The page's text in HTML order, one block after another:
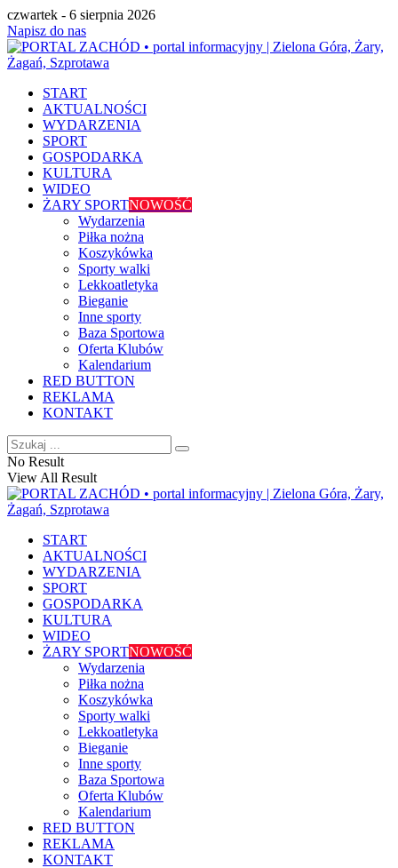
czwartek - 6 sierpnia 2026
Napisz do nas
START
AKTUALNOŚCI
WYDARZENIA
SPORT
GOSPODARKA
KULTURA
WIDEO
ŻARY SPORTNOWOŚĆ
Wydarzenia
Piłka nożna
Koszykówka
Sporty walki
Lekkoatletyka
Bieganie
Inne sporty
Baza Sportowa
Oferta Klubów
Kalendarium
RED BUTTON
REKLAMA
KONTAKT
No Result
View All Result
START
AKTUALNOŚCI
WYDARZENIA
SPORT
GOSPODARKA
KULTURA
WIDEO
ŻARY SPORTNOWOŚĆ
Wydarzenia
Piłka nożna
Koszykówka
Sporty walki
Lekkoatletyka
Bieganie
Inne sporty
Baza Sportowa
Oferta Klubów
Kalendarium
RED BUTTON
REKLAMA
KONTAKT